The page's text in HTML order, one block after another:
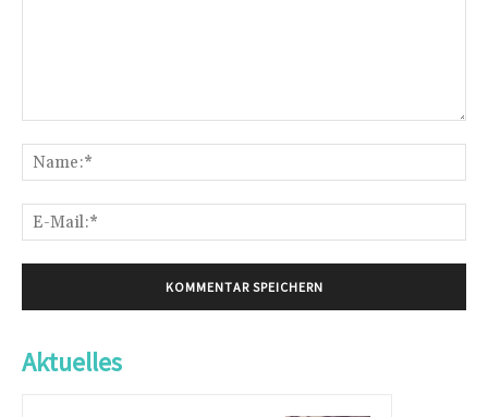
Aktuelles